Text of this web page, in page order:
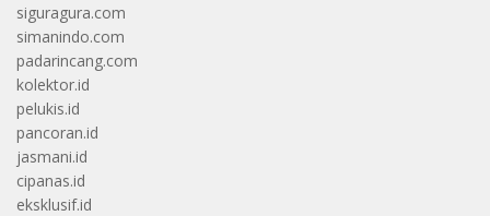
siguragura.com
simanindo.com
padarincang.com
kolektor.id
pelukis.id
pancoran.id
jasmani.id
cipanas.id
eksklusif.id